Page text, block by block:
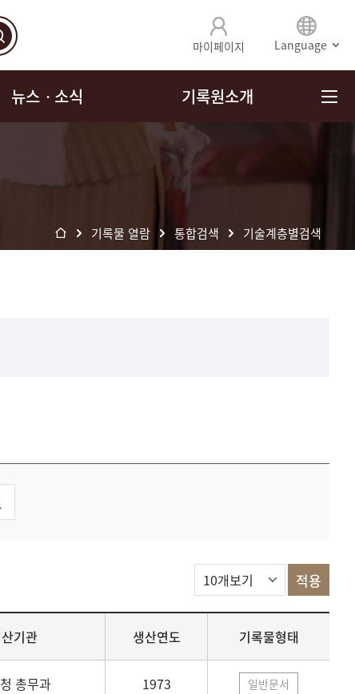
마이페이지 Language
뉴스ㆍ소식 기록원소개
기록물 열람 통합검색 기술계층별검색
기관 생산연도 기록물형태
총무과 1973 일반문서